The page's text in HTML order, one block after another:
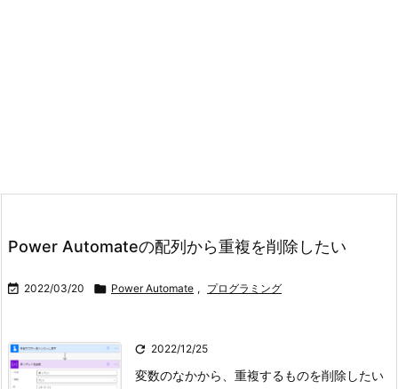
Power Automateの配列から重複を削除したい
 2022/03/20  Power Automate , プログラミング
 2022/12/25
変数のなかから、重複するものを削除したい